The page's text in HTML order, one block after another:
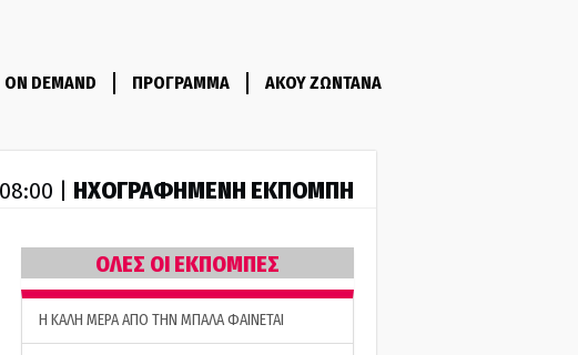
ON DEMAND ΠΡΟΓΡΑΜΜΑ ΑΚΟΥ ΖΩΝΤΑΝΑ
| ΗΧΟΓΡΑΦΗΜΕΝΗ ΕΚΠΟΜΠΗ
ΟΛΕΣ ΟΙ ΕΚΠΟΜΠΕΣ
H ΚΑΛΗ ΜΕΡΑ ΑΠΟ ΤΗΝ ΜΠΑΛΑ ΦΑΙΝΕΤΑΙ